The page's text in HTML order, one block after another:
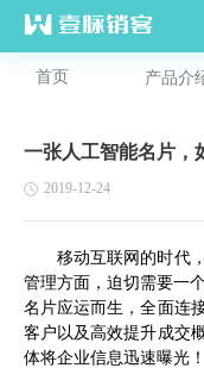
首页 产品介
一张人工智能名片，
2019-12-24
移动互联网的时代
管理方面，迫切需要一
名片应运而生，全面连
客户以及高效提升成交
体将企业信息迅速曝光！